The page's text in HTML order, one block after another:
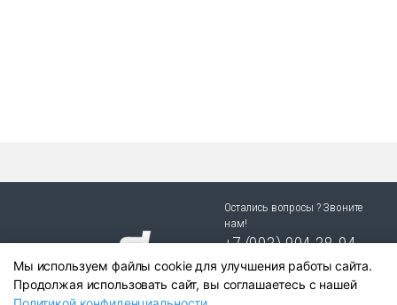
товара.
Остались вопросы ? Звоните
нам!
+7 (903) 904 38-94
г. Новосибирск, ул. Степная
25/1 к.1
Мы используем файлы cookie для улучшения работы сайта.
Продолжая использовать сайт, вы соглашаетесь с нашей